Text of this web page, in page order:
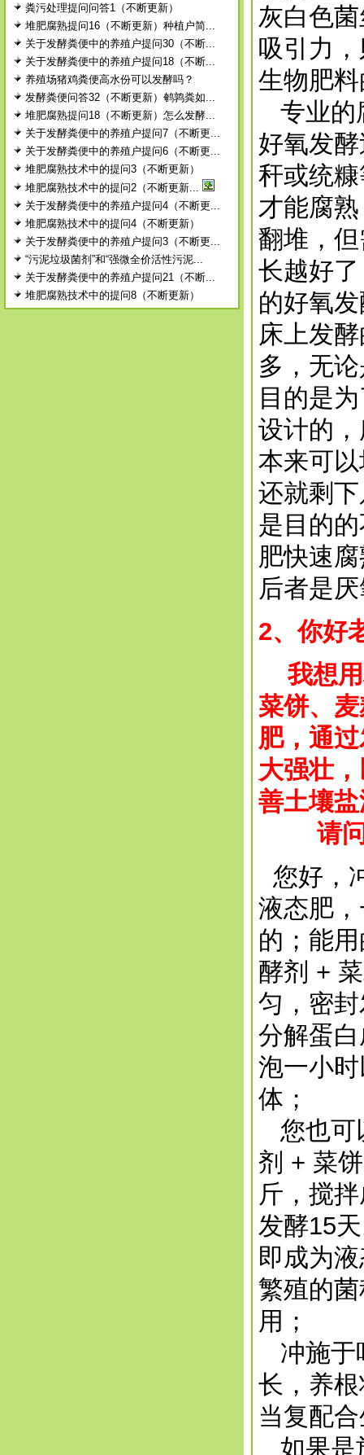
粪污处理提问问答1（不断更新）
堆肥腐熟提问16（不断更新）种植户简...
关于发酵粪便中的养殖户提问30（不断...
关于发酵粪便中的养殖户提问18（不断...
养殖场猪鸡粪便高水份可以发酵吗？
发酵粪便问答32（不断更新）鹌鹑粪如...
堆肥腐熟提问18（不断更新）怎么发酵...
关于发酵粪便中的养殖户提问7（不断更...
关于发酵粪便中的养殖户提问6（不断更...
堆肥腐熟技术中的提问3（不断更新）
堆肥腐熟技术中的提问2（不断更新...
关于发酵粪便中的养殖户提问4（不断更...
堆肥腐熟技术中的提问4（不断更新）
关于发酵粪便中的养殖户提问3（不断更...
“污泥垃圾菌剂”和“强微全价活性污泥...
关于发酵粪便中的养殖户提问21（不断...
堆肥腐熟技术中的提问8（不断更新）
灰白色
吸引力
生物肥
专业的
好氧发
秆或统
才能腐
翻堆，
长越好
的好氧
床上发
多，无
目的是
设计的
本来可
还就剩
是目的
肥快速
后者是
2、你好
我想用
菜饼、
肥，通
大强壮
善土壤
请问您
您好，
液态肥
的；能
酵剂 +
匀，密
分解蛋
泡一小
体；
您也可
剂 + 菜
斤，搅
发酵15
即成为
繁殖的
用；
冲施于
长，养
当复配
如果是